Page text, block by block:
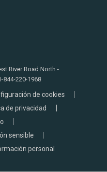
River Road North -
844-220-1968
de cookies
de privacidad
sensible
personal